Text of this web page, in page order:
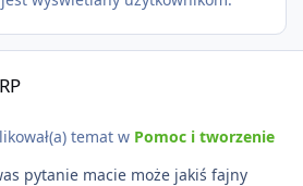
temat w Pomoc i tworzenie
pytanie macie może jakiś fajny